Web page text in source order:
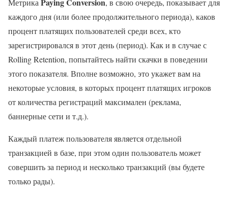
Метрика
, в свою очередь, показывает для
каждого дня (или более продолжительного периода), каков
процент платящих пользователей среди всех, кто
зарегистрировался в этот день (период). Как и в случае с
Rolling Retention, попытайтесь найти скачки в поведении
этого показателя. Вполне возможно, это укажет вам на
некоторые условия, в которых процент платящих игроков
от количества регистраций максимален (реклама,
баннерные сети и т.д.).
Каждый платеж пользователя является отдельной
транзакцией в базе, при этом один пользователь может
совершить за период и несколько транзакций (вы будете
только рады).